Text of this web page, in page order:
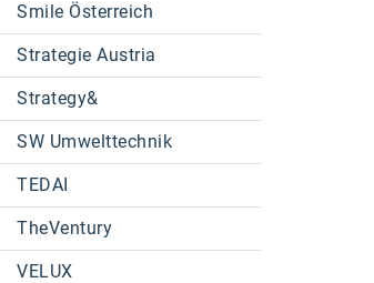
Smile Österreich
Strategie Austria
Strategy&
SW Umwelttechnik
TEDAI
TheVentury
VELUX